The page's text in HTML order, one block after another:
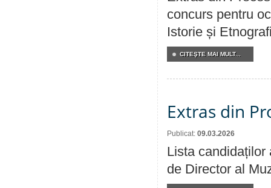
concurs pentru
Istorie și
CITEŞTE MAI MULT...
Extras din
Publicat: 09.03.2026
Lista candidaților
de Director al